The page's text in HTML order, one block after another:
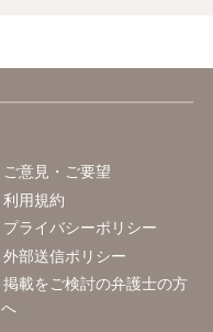
ご意見・ご要望
利用規約
プライバシーポリシー
外部送信ポリシー
掲載をご検討の弁護士の方
へ